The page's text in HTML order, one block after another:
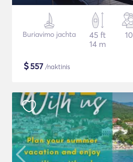
Buriavimo jachta
45 ft
14 m
10
$557 /naktinis